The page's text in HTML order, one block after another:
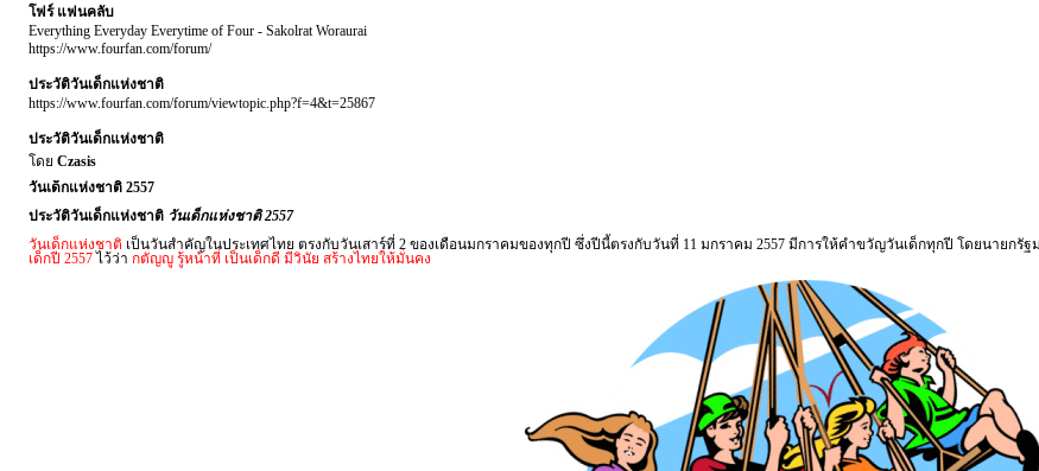
โฟร์ แฟนคลับ
Everything Everyday Everytime of Four - Sakolrat Woraurai
https://www.fourfan.com/forum/
ประวัติวันเด็กแห่งชาติ
https://www.fourfan.com/forum/viewtopic.php?f=4&t=25867
ประวัติวันเด็กแห่งชาติ
โดย Czasis
วันเด็กแห่งชาติ 2557
ประวัติวันเด็กแห่งชาติ วันเด็กแห่งชาติ 2557
วันเด็กแห่งชาติ เป็นวันสำคัญในประเทศไทย ตรงกับวันเสาร์ที่ 2 ของเดือนมกราคมของทุกปี ซึ่งปีนี้ตรงกับวันที่ 11 มกราคม 2557 มีการให้คำขวัญวันเด็กทุกปี โดยนายก
เด็กปี 2557 ไว้ว่า กตัญญู รู้หน้าที่ เป็นเด็กดี มีวินัย สร้างไทยให้มั่นคง